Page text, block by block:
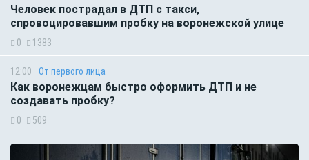
Человек пострадал в ДТП с такси,
спровоцировавшим пробку на воронежской улице
0 1383
12:00 От первого лица
Как воронежцам быстро оформить ДТП и не
создавать пробку?
0 509